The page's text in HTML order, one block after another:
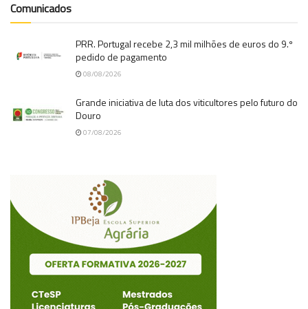
Comunicados
PRR. Portugal recebe 2,3 mil milhões de euros do 9.º
pedido de pagamento
08/08/2026
Grande iniciativa de luta dos viticultores pelo futuro do
Douro
07/08/2026